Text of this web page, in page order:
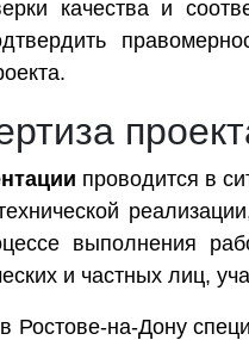
качества и
проводится в
выполнения
и частных лиц,
в Ростове-на-Дону